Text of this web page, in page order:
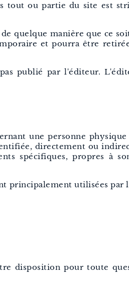
tout ou partie du site est
quelque manière que ce
et pourra être
publié par l'éditeur.
une personne
directement ou
spécifiques, propres à
principalement utilisées par
disposition pour toute